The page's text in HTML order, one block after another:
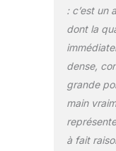
: c’est un
dont la
dense,
grande
main
à fait